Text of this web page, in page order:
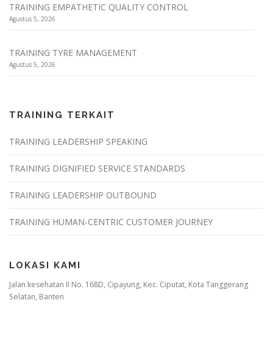
TRAINING EMPATHETIC QUALITY CONTROL
Agustus 5, 2026
TRAINING TYRE MANAGEMENT
Agustus 5, 2026
TRAINING TERKAIT
TRAINING LEADERSHIP SPEAKING
TRAINING DIGNIFIED SERVICE STANDARDS
TRAINING LEADERSHIP OUTBOUND
TRAINING HUMAN-CENTRIC CUSTOMER JOURNEY
LOKASI KAMI
Jalan kesehatan II No. 168D, Cipayung, Kec. Ciputat, Kota Tanggerang
Selatan, Banten